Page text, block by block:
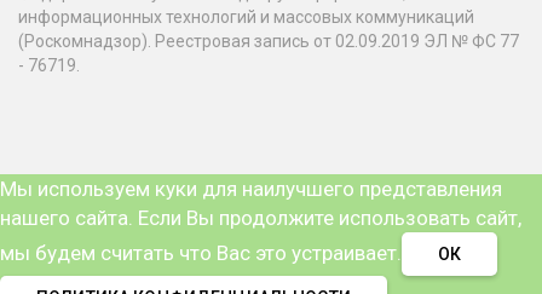
информационных технологий и массовых коммуникаций
(Роскомнадзор). Реестровая запись от 02.09.2019 ЭЛ № ФС 77
- 76719.
Мы используем куки для наилучшего представления
нашего сайта. Если Вы продолжите использовать сайт,
мы будем считать что Вас это устраивает.
ОК